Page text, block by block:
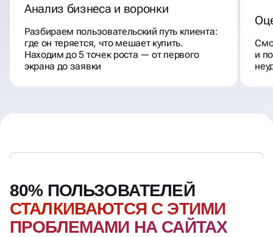
Анализ бизнеса и воронки
Разбираем пользовательский путь клиента:
где он теряется, что мешает купить.
Находим до 5 точек роста — от первого
экрана до заявки
и
80% ПОЛЬЗОВАТЕЛЕЙ
СТАЛКИВАЮТСЯ С ЭТИМИ
ПРОБЛЕМАМИ НА САЙТАХ